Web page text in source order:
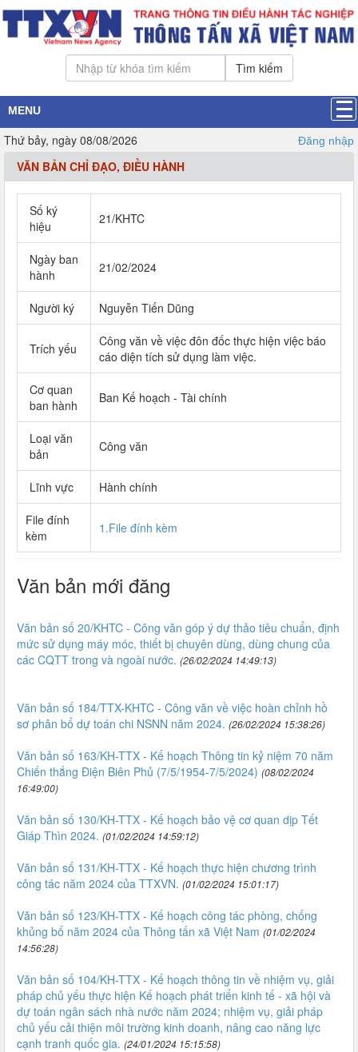
Tìm kiếm
MENU
Thứ bảy, ngày 08/08/2026 Đăng nhập
VĂN BẢN CHỈ ĐẠO, ĐIỀU HÀNH
Số ký
hiệu
21/KHTC
Ngày ban
hành
21/02/2024
Người ký Nguyễn Tiến Dũng
Trích yếu
Công văn về việc đôn đốc thực hiện việc báo
cáo diện tích sử dụng làm việc.
Cơ quan
ban hành
Ban Kế hoạch - Tài chính
Loại văn
bản
Công văn
Lĩnh vực Hành chính
File đính
kèm
1.File đính kèm
Văn bản mới đăng
Văn bản số 20/KHTC - Công văn góp ý dự thảo tiêu chuẩn, định
mức sử dụng máy móc, thiết bị chuyên dùng, dùng chung của
các CQTT trong và ngoài nước. (26/02/2024 14:49:13)
Văn bản số 184/TTX-KHTC - Công văn về việc hoàn chỉnh hồ
sơ phân bổ dự toán chi NSNN năm 2024. (26/02/2024 15:38:26)
Văn bản số 163/KH-TTX - Kế hoạch Thông tin kỷ niệm 70 năm
Chiến thắng Điện Biên Phủ (7/5/1954-7/5/2024) (08/02/2024
16:49:00)
Văn bản số 130/KH-TTX - Kế hoạch bảo vệ cơ quan dịp Tết
Giáp Thìn 2024. (01/02/2024 14:59:12)
Văn bản số 131/KH-TTX - Kế hoạch thực hiện chương trình
công tác năm 2024 của TTXVN. (01/02/2024 15:01:17)
Văn bản số 123/KH-TTX - Kế hoạch công tác phòng, chống
khủng bố năm 2024 của Thông tấn xã Việt Nam (01/02/2024
14:56:28)
Văn bản số 104/KH-TTX - Kế hoạch thông tin về nhiệm vụ, giải
pháp chủ yếu thực hiện Kế hoạch phát triển kinh tế - xã hội và
dự toán ngân sách nhà nước năm 2024; nhiệm vụ, giải pháp
chủ yếu cải thiện môi trường kinh doanh, nâng cao năng lực
cạnh tranh quốc gia. (24/01/2024 15:15:58)